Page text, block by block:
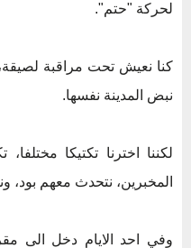
لحركة "حتم".
كنا نعيش تحت مراقبة لصيقة،
نبض المدينة نفسها.
لكننا اخترنا تكتيكا
المخبرين، نتحدث معهم بود،
وفي احد الايام دخل الى